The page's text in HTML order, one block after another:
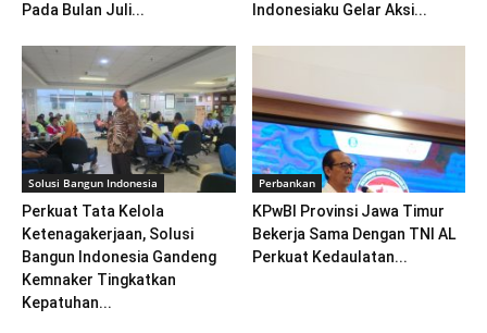
Pada Bulan Juli...
Indonesiaku Gelar Aksi...
Solusi Bangun Indonesia
Perkuat Tata Kelola
Ketenagakerjaan, Solusi
Bangun Indonesia Gandeng
Kemnaker Tingkatkan
Kepatuhan...
Perbankan
KPwBI Provinsi Jawa Timur
Bekerja Sama Dengan TNI AL
Perkuat Kedaulatan...